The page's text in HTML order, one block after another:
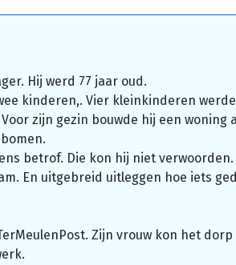
Hij werd 77 jaar oud.
kinderen,. Vier kleinkinderen
zijn gezin bouwde hij een
betrof. Die kon hij niet
En uitgebreid uitleggen hoe iets
Zijn vrouw kon het